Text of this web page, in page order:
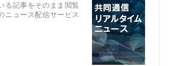
る記事をそのまま閲覧
ニュース配信サービス